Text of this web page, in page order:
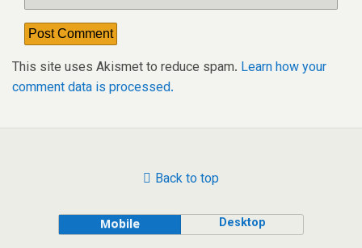
This site uses Akismet to reduce spam. Learn how your
comment data is processed.
Back to top
Mobile Desktop